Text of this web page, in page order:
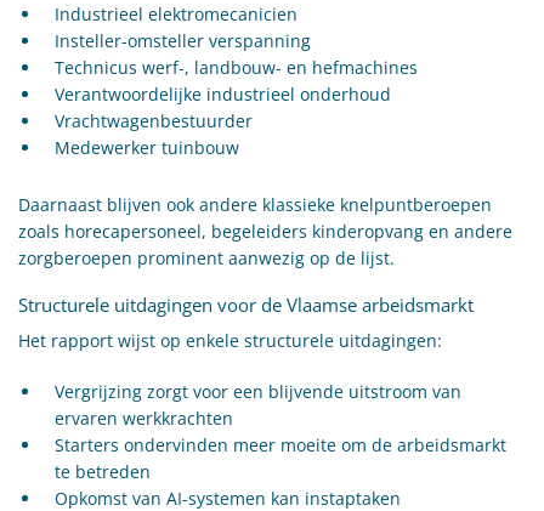
Industrieel elektromecanicien
Insteller-omsteller verspanning
Technicus werf-, landbouw- en hefmachines
Verantwoordelijke industrieel onderhoud
Vrachtwagenbestuurder
Medewerker tuinbouw
Daarnaast blijven ook andere klassieke knelpuntberoepen
zoals horecapersoneel, begeleiders kinderopvang en andere
zorgberoepen prominent aanwezig op de lijst.
Structurele uitdagingen voor de Vlaamse arbeidsmarkt
Het rapport wijst op enkele structurele uitdagingen:
Vergrijzing zorgt voor een blijvende uitstroom van
ervaren werkkrachten
Starters ondervinden meer moeite om de arbeidsmarkt
te betreden
Opkomst van AI-systemen kan instaptaken